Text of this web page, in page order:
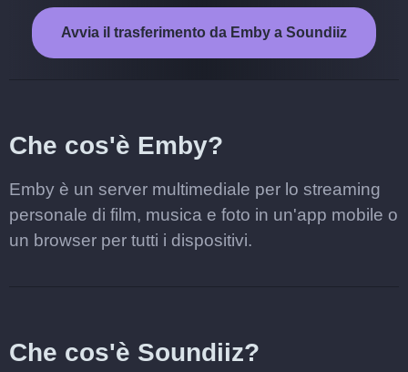
Avvia il trasferimento da Emby a Soundiiz
Che cos'è Emby?
Emby è un server multimediale per lo streaming
personale di film, musica e foto in un'app mobile o
un browser per tutti i dispositivi.
Che cos'è Soundiiz?